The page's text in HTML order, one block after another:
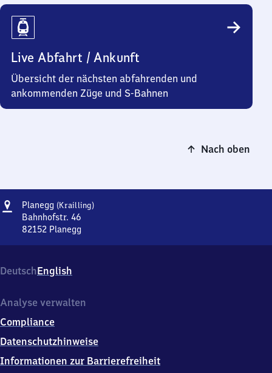
Live Abfahrt / Ankunft
Übersicht der nächsten abfahrenden und
ankommenden Züge und S-Bahnen
Nach oben
Adresse
Planegg (Krailling)Planegg
Bahnhofstr. 46
82152 Planegg
Bahnhofstr.
46,
2
5
2
DeutschEnglish
Analyse verwalten
Compliance
Datenschutzhinweise
Informationen zur Barrierefreiheit